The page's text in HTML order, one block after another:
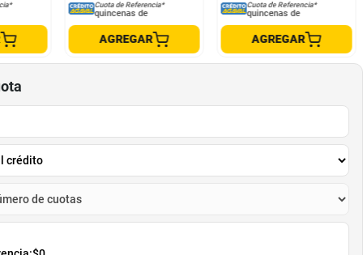
Cuota de Referencia*
quincenas de
AGREGAR
Cuota de Referencia*
quincenas de
AGREGAR